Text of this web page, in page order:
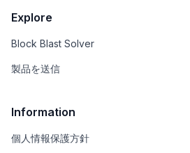
Explore
Block Blast Solver
製品を送信
Information
個人情報保護方針